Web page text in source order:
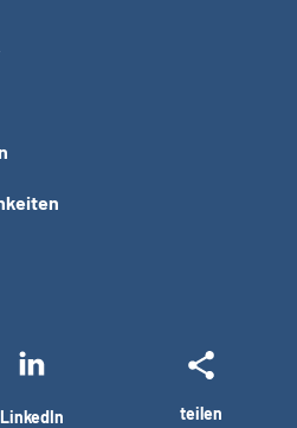
LinkedIn teilen